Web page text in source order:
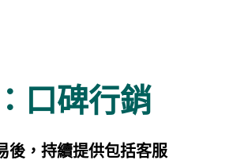
口碑行銷
後，持續提供包括客服